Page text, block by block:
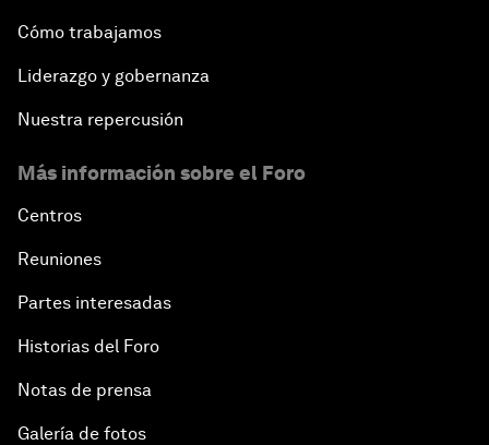
Cómo trabajamos
Liderazgo y gobernanza
Nuestra repercusión
Más información sobre el Foro
Centros
Reuniones
Partes interesadas
Historias del Foro
Notas de prensa
Galería de fotos